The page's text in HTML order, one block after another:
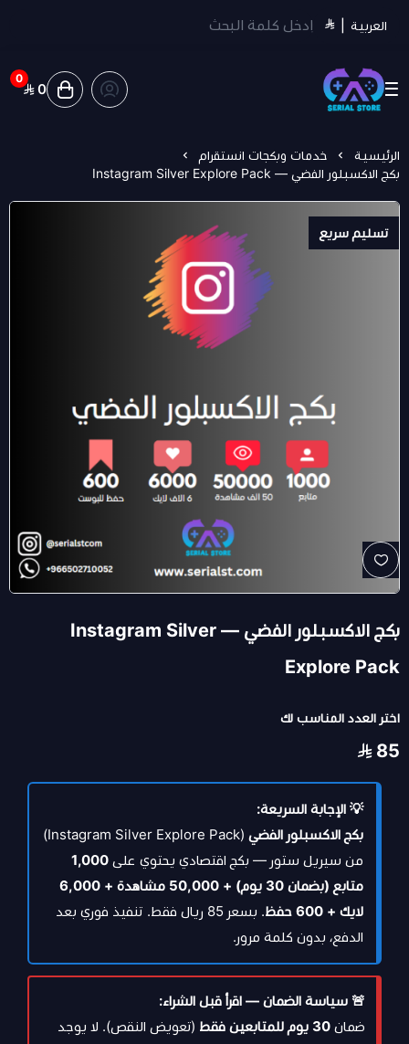
العربية
سيريل ستور | Serial Store
0
0
الرئيسية
خدمات وبكجات انستقرام
بكج الاكسبلور الفضي — Instagram Silver Explore Pack
تسليم سريع
بكج الاكسبلور الفضي — Instagram Silver
Explore Pack
اختر العدد المناسب لك
85
💡 الإجابة السريعة:
بكج الاكسبلور الفضي
(Instagram Silver Explore Pack)
من سيريل ستور — بكج اقتصادي يحتوي على 1,000
متابع (بضمان 30 يوم) + 50,000 مشاهدة + 6,000
لايك + 600 حفظ
. بسعر 85 ريال فقط. تنفيذ فوري بعد
الدفع، بدون كلمة مرور.
🚨 سياسة الضمان — اقرأ قبل الشراء:
ضمان 30 يوم للمتابعين فقط
(تعويض النقص). لا يوجد